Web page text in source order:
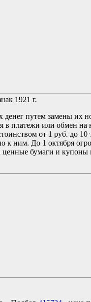
1921 г.
путем замены их
в платежи или обмен
от 1 руб. до
к ним. До 1 октября
ценные бумаги и